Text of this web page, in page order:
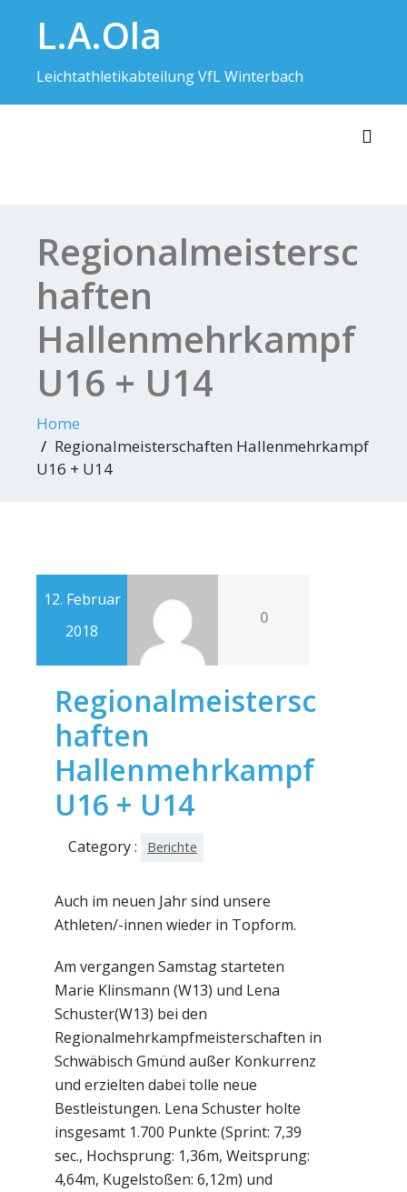
contentL.A.Ola
Leichtathletikabteilung VfL Winterbach
Regionalmeistersc
haften
Hallenmehrkampf
U16 + U14
Home
Regionalmeisterschaften Hallenmehrkampf
U16 + U14
12. Februar
2018
0
Regionalmeistersc
haften
Hallenmehrkampf
U16 + U14
Category : Berichte
Auch im neuen Jahr sind unsere
Athleten/-innen wieder in Topform.
Am vergangen Samstag starteten
Marie Klinsmann (W13) und Lena
Schuster(W13) bei den
Regionalmehrkampfmeisterschaften in
Schwäbisch Gmünd außer Konkurrenz
und erzielten dabei tolle neue
Bestleistungen. Lena Schuster holte
insgesamt 1.700 Punkte (Sprint: 7,39
sec., Hochsprung: 1,36m, Weitsprung:
4,64m, Kugelstoßen: 6,12m) und